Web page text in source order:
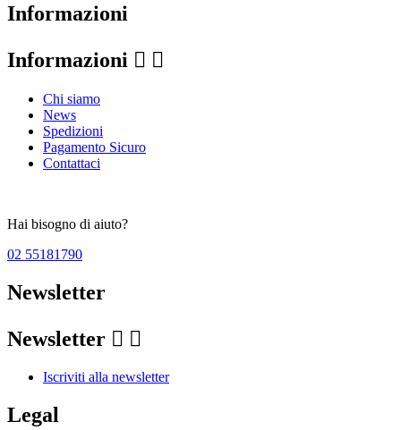
Informazioni
Informazioni  
Chi siamo
News
Spedizioni
Pagamento Sicuro
Contattaci
Hai bisogno di aiuto?
02 55181790
Newsletter
Newsletter  
Iscriviti alla newsletter
Legal